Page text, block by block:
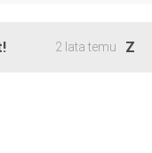
2 lata temu